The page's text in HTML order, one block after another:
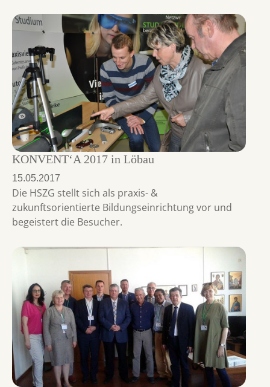
KONVENT‘A 2017 in Löbau
15.05.2017
Die HSZG stellt sich als praxis- &
zukunftsorientierte Bildungseinrichtung vor und
begeistert die Besucher.